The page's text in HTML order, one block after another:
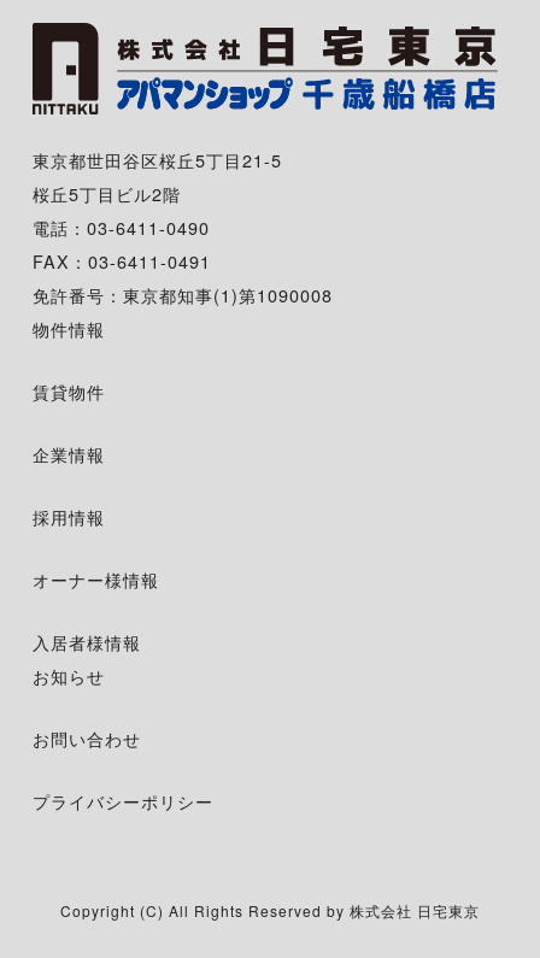
東京都世田谷区桜丘5丁目21-5
桜丘5丁目ビル2階
電話：03-6411-0490
FAX：03-6411-0491
免許番号：東京都知事(1)第1090008
物件情報
賃貸物件
企業情報
採用情報
オーナー様情報
入居者様情報
お知らせ
お問い合わせ
プライバシーポリシー
Copyright (C) All Rights Reserved by 株式会社 日宅東京